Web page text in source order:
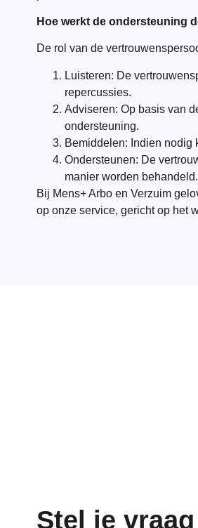
Hoe werkt de ondersteuning
De rol van de
Luisteren: De
repercussies.
Adviseren: Op basis van
ondersteuning.
Bemiddelen: Indien nodig
Ondersteunen: De
manier worden behandeld.
Bij Mens+ Arbo en Verzuim
op onze service, gericht op het
Stel je